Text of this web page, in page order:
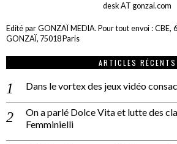
desk AT gonzai.com
Edité par GONZAÏ MEDIA. Pour tout envoi : CBE,
GONZAÏ, 75018 Paris
ARTICLES RÉCENTS
Dans le vortex des jeux vidéo
On a parlé Dolce Vita et lutte des
Femminielli